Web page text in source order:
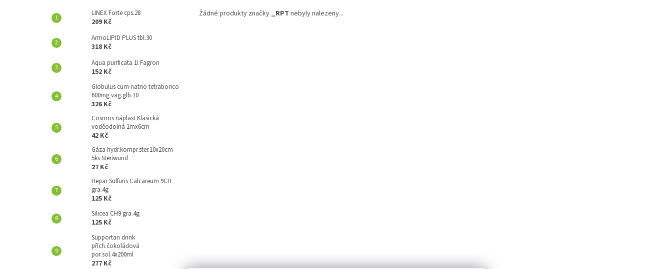
LINEX Forte cps.28
209 Kč
ArmoLIPID PLUS tbl.30
318 Kč
Aqua purificata 1l Fagron
152 Kč
Globulus cum natrio tetraborico
600mg vag.glb.10
326 Kč
Cosmos náplast Klasická
voděodolná 1mx6cm
42 Kč
Gáza hydr.kompr.ster.10x20cm
5ks Steriwund
27 Kč
Hepar Sulfuris Calcareum 9CH
gra.4g
125 Kč
Silicea CH9 gra.4g
125 Kč
Supportan drink
přích.čokoládová
por.sol.4x200ml
277 Kč
Žádné produkty značky _RPT nebyly nalezeny...